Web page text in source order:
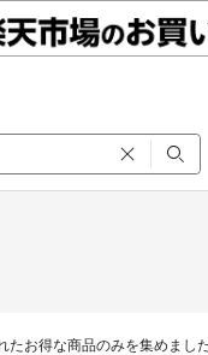
お得な商品のみを集めまし